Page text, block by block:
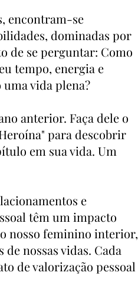
encontram-se
dominadas por
de se perguntar: Como
tempo, energia e
vida plena?
anterior. Faça dele o
para descobrir
em sua vida. Um
e
têm um impacto
nosso feminino interior,
nossas vidas. Cada
de valorização pessoal